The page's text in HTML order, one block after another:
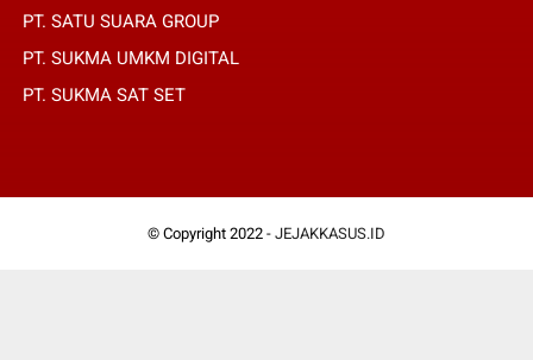
PT. SATU SUARA GROUP
PT. SUKMA UMKM DIGITAL
PT. SUKMA SAT SET
© Copyright 2022 - JEJAKKASUS.ID